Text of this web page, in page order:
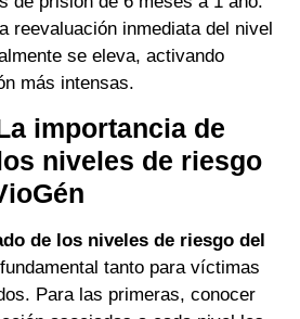
reevaluación inmediata del nivel
se eleva, activando
más intensas.
importancia de
niveles de riesgo
de los niveles de riesgo del
tanto para víctimas
Para las primeras, conocer